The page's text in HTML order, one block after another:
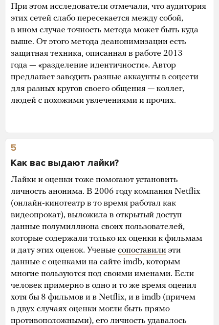
При этом исследователи отмечали, что аудитория
этих сетей слабо пересекается между собой,
в ином случае точность метода может быть куда
выше. От этого метода деанонимизации есть
защитная техника, описанная в работе 2013
года — «разделение идентичности». Автор
предлагает заводить разные аккаунты в соцсети
для разных кругов своего общения — коллег,
людей с похожими увлечениями и прочих.
5
Как вас выдают лайки?
Лайки и оценки тоже помогают установить
личность анонима. В 2006 году компания Netflix
(онлайн-кинотеатр в то время работал как
видеопрокат), выложила в открытый доступ
данные полумиллиона своих пользователей,
которые содержали только их оценки к фильмам
и дату этих оценок. Ученые сопоставили эти
данные с оценками на сайте imdb, которым
многие пользуются под своими именами. Если
человек примерно в одно и то же время оценил
хотя бы 8 фильмов и в Netflix, и в imdb (причем
в двух случаях оценки могли быть прямо
противоположными), его личность удавалось